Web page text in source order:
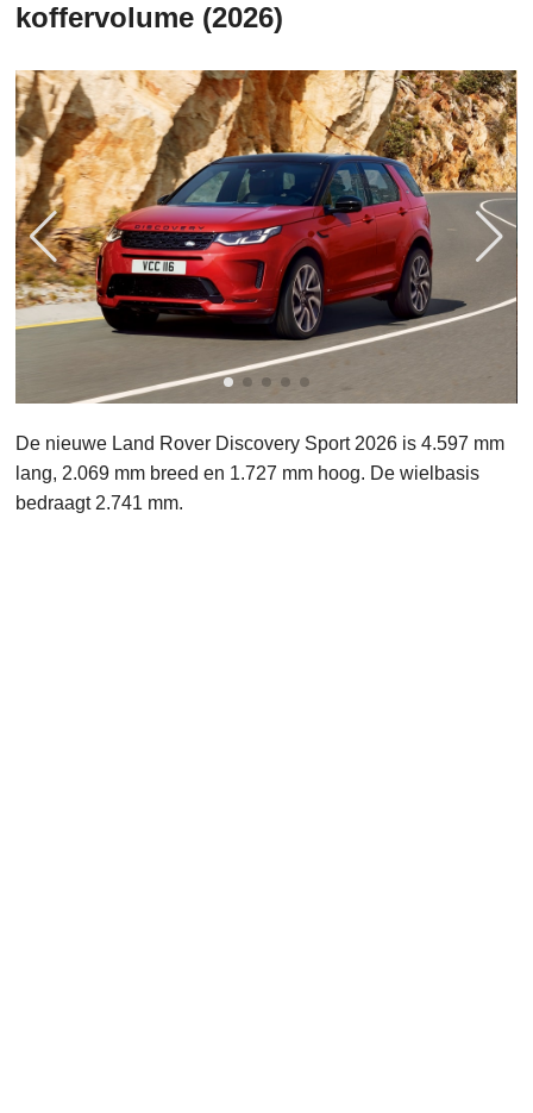
koffervolume (2026)
De nieuwe Land Rover Discovery Sport 2026 is 4.597 mm
lang, 2.069 mm breed en 1.727 mm hoog. De wielbasis
bedraagt 2.741 mm.